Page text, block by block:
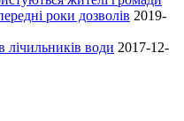
роки дозволів 2019-
лічильників води 2017-12-